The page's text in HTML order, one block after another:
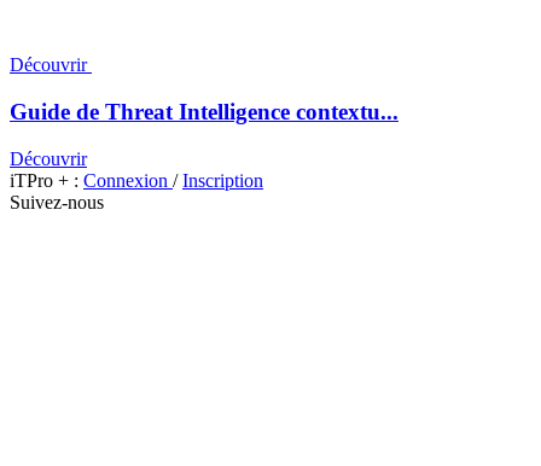
Découvrir
Guide de Threat Intelligence contextu...
Découvrir
iTPro + : Connexion /Inscription
Suivez-nous